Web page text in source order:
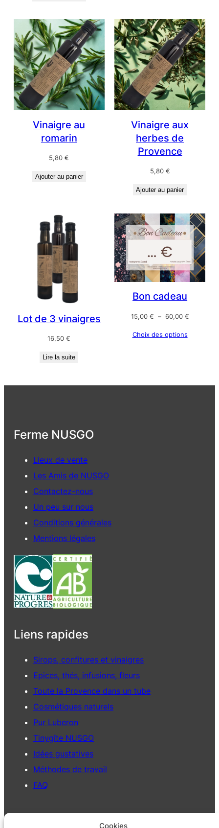
Cookies
Vinaigre au
romarin
5,80€
Ajouter au panier
Vinaigre aux
herbes de
Provence
5,80 €
Ajouter au panier
Lot de 3 vinaigres
16,50€
Lire la suite
Bon cadeau
15,00 € – 60,00 €Plage
Choix des options
Ferme NUSGO
Lieux de vente
Les Amis de NUSGO
Contactez-nous
Un peu sur nous
Conditions générales
Mentions légales
Liens rapides
Sirops, confitures et vinaigres
Epices, thés, infusions, fleurs
Toute la Provence dans un tube
Cosmétiques naturels
Pur Luberon
Tinygîte NUSGO
Idées gustatives
Méthodes de travail
FAQ